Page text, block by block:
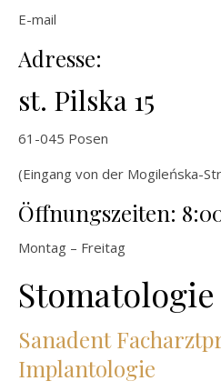
E-mail
Adresse:
st. Pilska 15
61-045 Posen
(Eingang von der Mogileńska-
Öffnungszeiten:
Montag – Freitag
Sanadent
Implantologie